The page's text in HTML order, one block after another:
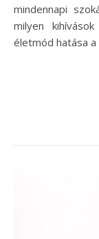
mindennapi
milyen
életmód hatása